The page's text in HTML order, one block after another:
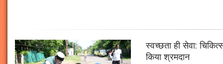
स्वच्छता ही सेवा:
किया श्रमदान